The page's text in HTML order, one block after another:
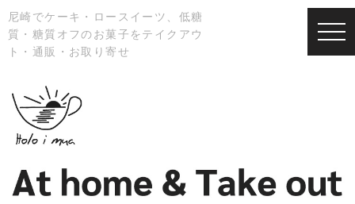
尼崎でケーキ・ロースイーツ、低糖
質・糖質オフのお菓子をテイクアウ
ト・通販・お取り寄せ